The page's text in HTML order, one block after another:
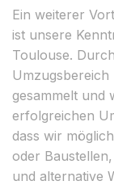
Ein weiterer
ist unsere
Toulouse.
gesammelt und
erfolgreichen
dass wir
oder
und alternative